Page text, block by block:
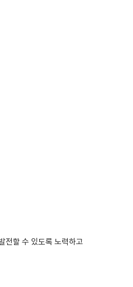
전할 수 있도록 노력하고